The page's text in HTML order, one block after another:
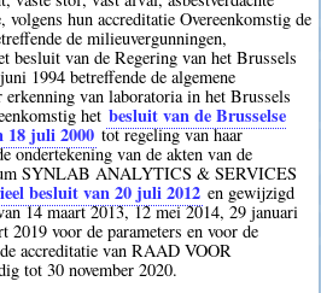
hun accreditatie Overeenkomstig de
de milieuvergunningen,
besluit van de Regering van het Brussels
1994 betreffende de algemene
erkenning van laboratoria in het Brussels
het besluit van de Brusselse
18 juli 2000 tot regeling van haar
ondertekening van de akten van de
SYNLAB ANALYTICS & SERVICES
besluit van 20 juli 2012 en gewijzigd
14 maart 2013, 12 mei 2014, 29 januari
2019 voor de parameters en voor de
accreditatie van RAAD VOOR
tot 30 november 2020.